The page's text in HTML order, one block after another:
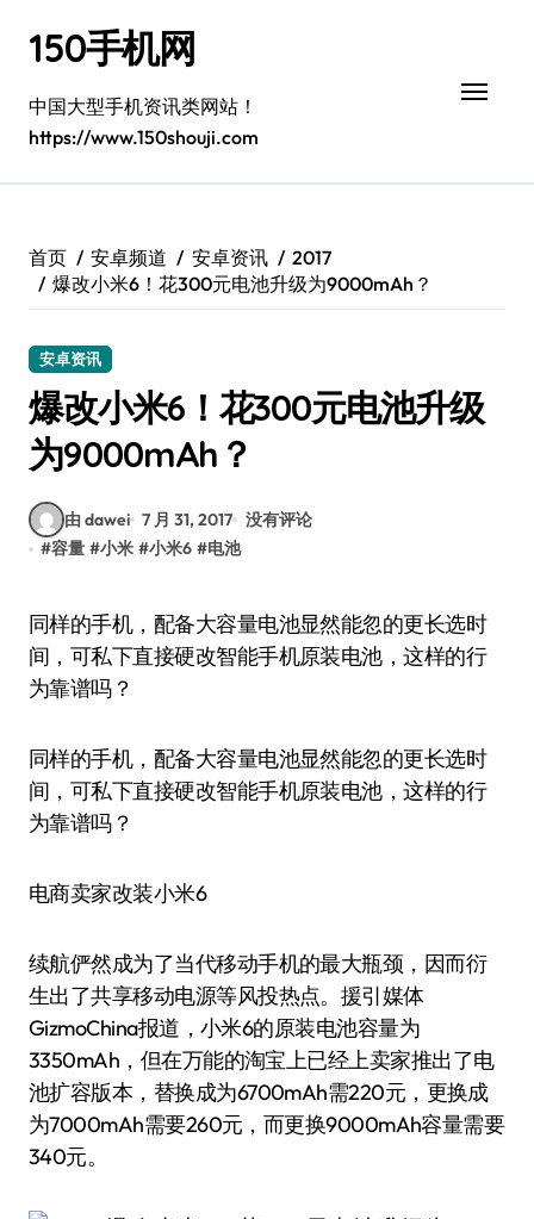
150手机网
中国大型手机资讯类网站！
https://www.150shouji.com
首页 安卓频道 安卓资讯
2017
爆改小米6！花300元电池升级为9000mAh？
安卓资讯
爆改小米6！花300元电池升级
为9000mAh？
由 dawei 7 月 31, 2017 没有评论
#容量 #小米 #小米6 #电池
同样的手机，配备大容量电池显然能忽的更长选时
间，可私下直接硬改智能手机原装电池，这样的行
为靠谱吗？
同样的手机，配备大容量电池显然能忽的更长选时
间，可私下直接硬改智能手机原装电池，这样的行
为靠谱吗？
电商卖家改装小米6
续航俨然成为了当代移动手机的最大瓶颈，因而衍
生出了共享移动电源等风投热点。援引媒体
GizmoChina报道，小米6的原装电池容量为
3350mAh，但在万能的淘宝上已经上卖家推出了电
池扩容版本，替换成为6700mAh需220元，更换成
为7000mAh需要260元，而更换9000mAh容量需要
340元。